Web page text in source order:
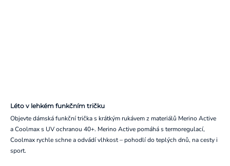
Léto v lehkém funkčním tričku
Objevte dámská funkční trička s krátkým rukávem z materiálů Merino Active
a Coolmax s UV ochranou 40+. Merino Active pomáhá s termoregulací,
Coolmax rychle schne a odvádí vlhkost – pohodlí do teplých dnů, na cesty i
sport.